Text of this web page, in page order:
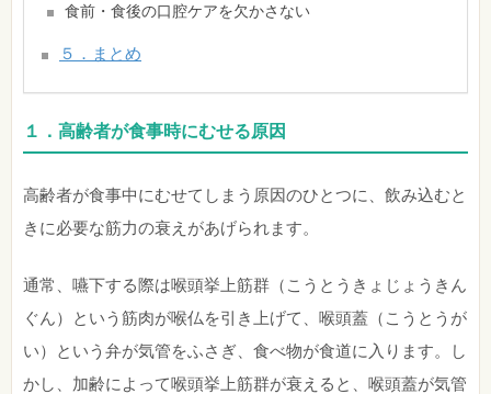
食前・食後の口腔ケアを欠かさない
５．まとめ
１．高齢者が食事時にむせる原因
高齢者が食事中にむせてしまう原因のひとつに、飲み込むと
きに必要な筋力の衰えがあげられます。
通常、嚥下する際は喉頭挙上筋群（こうとうきょじょうきん
ぐん）という筋肉が喉仏を引き上げて、喉頭蓋（こうとうが
い）という弁が気管をふさぎ、食べ物が食道に入ります。し
かし、加齢によって喉頭挙上筋群が衰えると、喉頭蓋が気管